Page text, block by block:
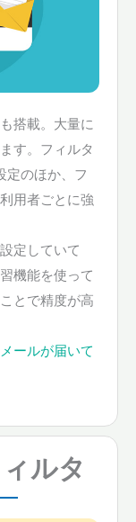
搭載。大量に
す。フィルタ
定のほか、フ
用者ごとに強
定していて
機能を使って
とで精度が高
ールが届いて
ルタ